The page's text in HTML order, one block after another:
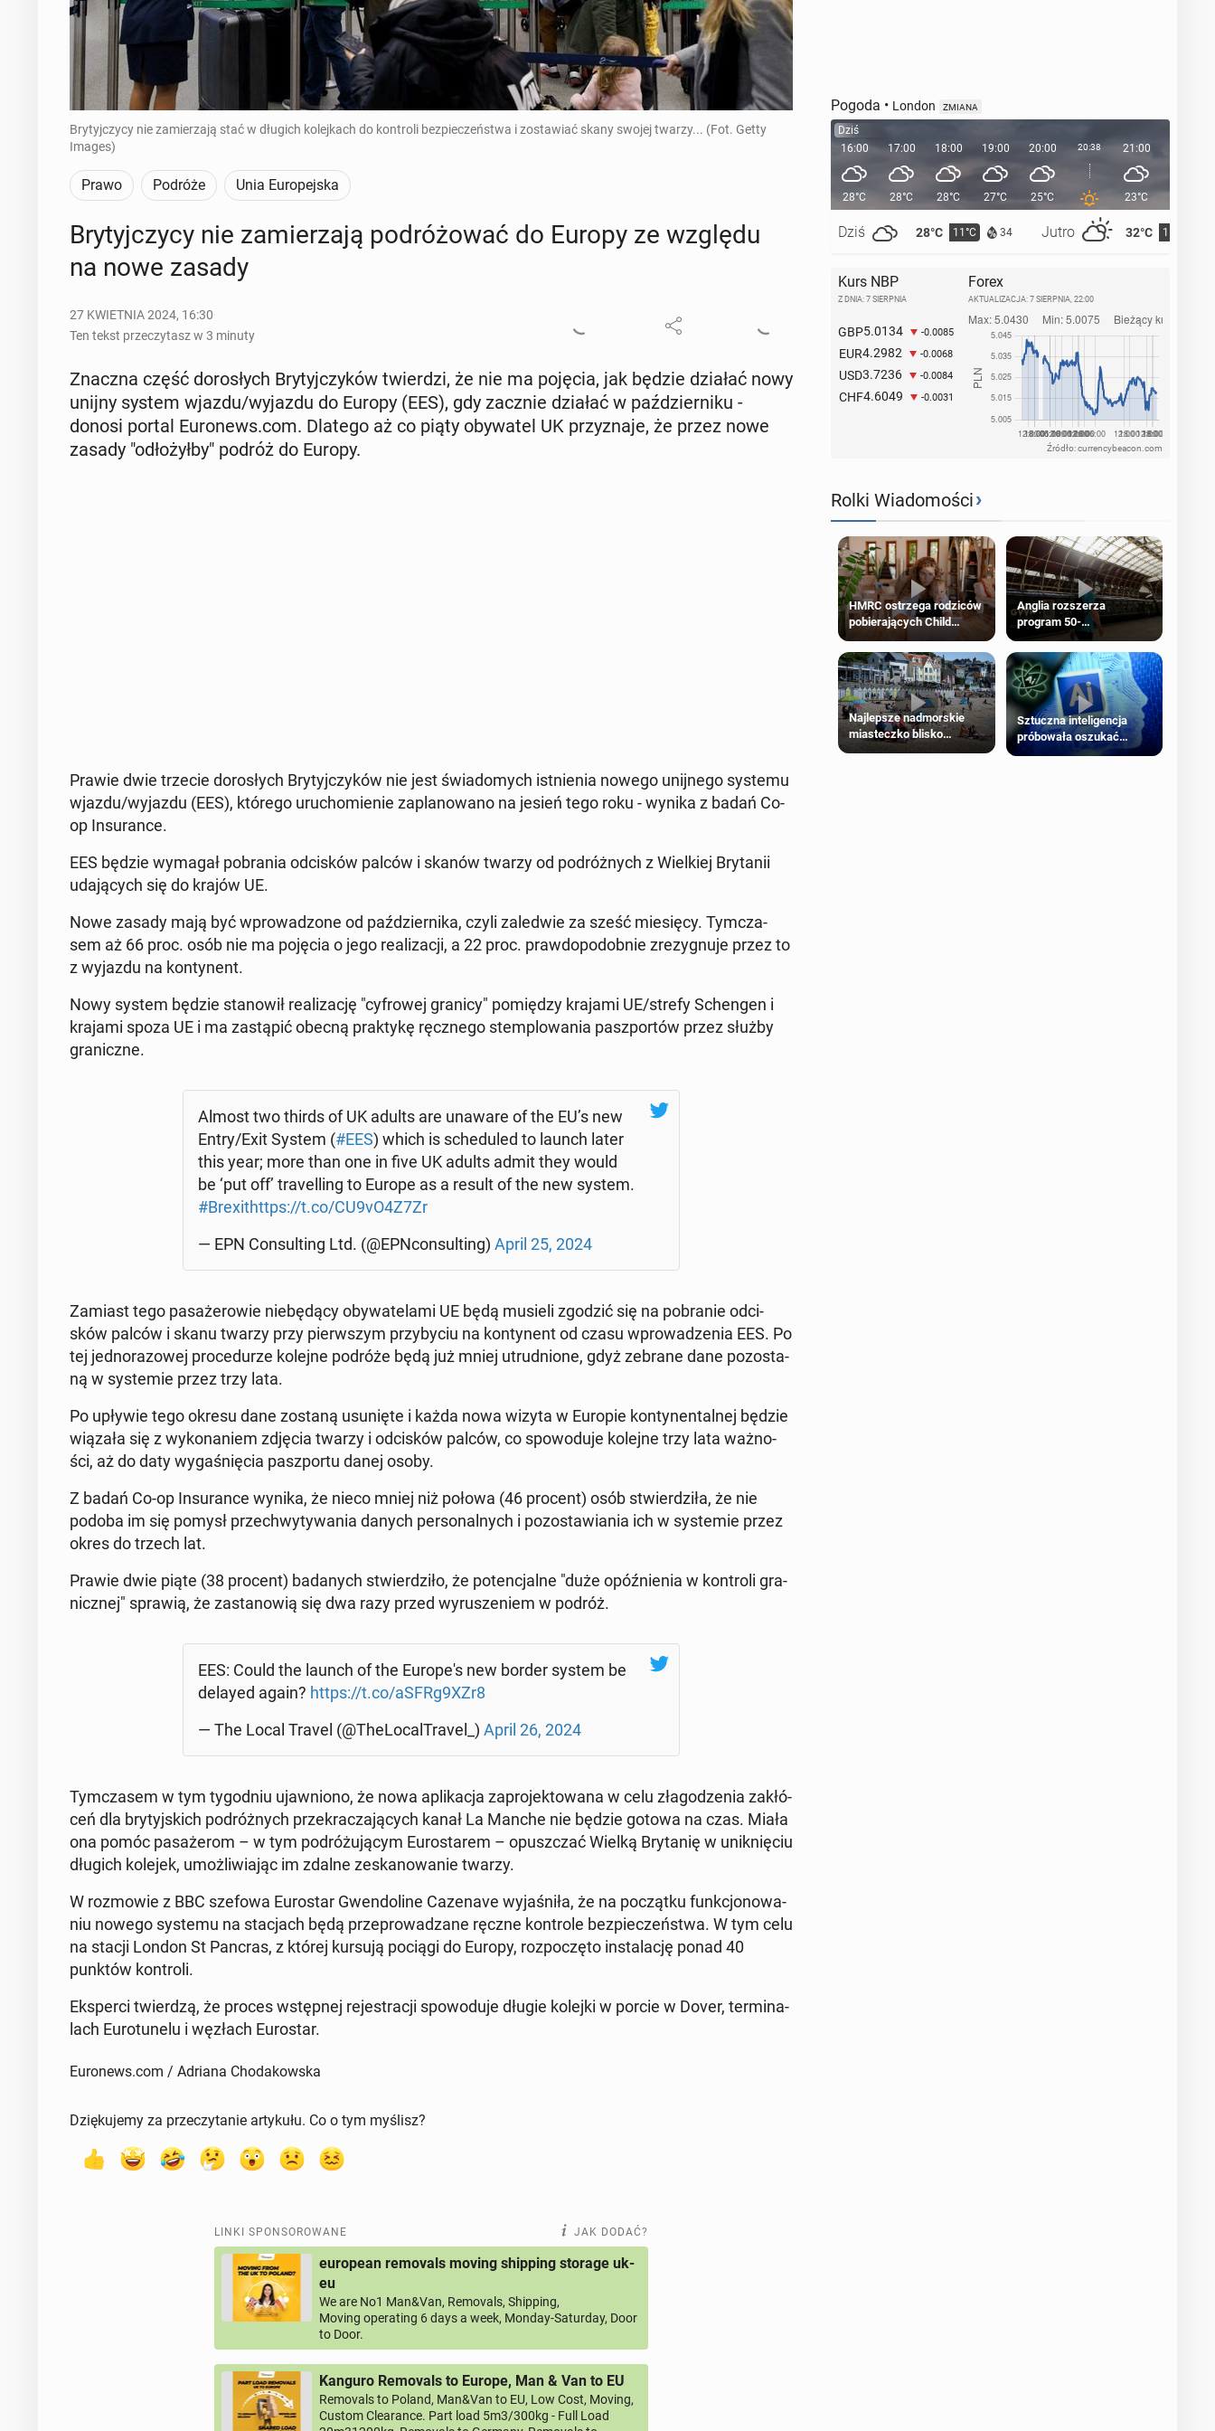
Brytyjczycy nie zamierzają stać w długich kolejkach do kontroli bezpieczeństwa i zostawiać skany swojej twarzy... (Fot. Getty
Images)
Prawo Podróże Unia Europejska
Bry­tyj­czy­cy nie za­mie­rza­ją po­dró­żo­wać do Europy ze względu
na nowe zasady
27 KWIETNIA 2024, 16:30
Ten tekst przeczytasz w 3 minuty
Znaczna część do­ro­słych Bry­tyj­czy­ków twier­dzi, że nie ma pojęcia, jak będzie działać nowy
unijny system wjazdu/wyjazdu do Europy (EES), gdy zacznie działać w paź­dzier­ni­ku -
donosi portal Eu­ro­news.com. Dlatego aż co piąty oby­wa­tel UK przy­zna­je, że przez nowe
zasady "odło­żył­by" podróż do Europy.
Prawie dwie trzecie do­ro­słych Bry­tyj­czy­ków nie jest świa­do­mych ist­nie­nia nowego unij­ne­go systemu
wjazdu/wyjazdu (EES), którego uru­cho­mie­nie za­pla­no­wa­no na jesień tego roku - wynika z badań Co-
op In­su­ran­ce.
EES będzie wymagał po­bra­nia od­ci­sków palców i skanów twarzy od po­dróż­nych z Wiel­kiej Bry­ta­nii
uda­ją­cych się do krajów UE.
Nowe zasady mają być wpro­wa­dzo­ne od paź­dzier­ni­ka, czyli za­le­d­wie za sześć mie­się­cy. Tym­cza­
sem aż 66 proc. osób nie ma pojęcia o jego re­ali­za­cji, a 22 proc. praw­do­po­dob­nie zre­zy­gnu­je przez to
z wyjazdu na kon­ty­nent.
Nowy system będzie sta­no­wił re­ali­za­cję "cy­fro­wej granicy" po­mię­dzy krajami UE/strefy Schen­gen i
krajami spoza UE i ma za­stą­pić obecną prak­ty­kę ręcz­ne­go stem­plo­wa­nia pasz­por­tów przez służby
gra­nicz­ne.
Almost two thirds of UK adults are unaware of the EU’s new
Entry/Exit System (#EES) which is sche­du­led to launch later
this year; more than one in five UK adults admit they would
be ‘put off’ tra­vel­ling to Europe as a result of the new system.
#Brexithttps://t.co/CU9vO4Z7Zr
— EPN Con­sul­ting Ltd. (@EPN­con­sul­ting) April 25, 2024
Zamiast tego pa­sa­że­ro­wie nie­bę­dą­cy oby­wa­te­la­mi UE będą musieli zgodzić się na po­bra­nie od­ci­
sków palców i skanu twarzy przy pierw­szym przy­by­ciu na kon­ty­nent od czasu wpro­wa­dze­nia EES. Po
tej jed­no­ra­zo­wej pro­ce­du­rze kolejne podróże będą już mniej utrud­nio­ne, gdyż zebrane dane po­zo­sta­
ną w sys­te­mie przez trzy lata.
Po upływie tego okresu dane zostaną usu­nię­te i każda nowa wizyta w Europie kon­ty­nen­tal­nej będzie
wiązała się z wy­ko­na­niem zdjęcia twarzy i od­ci­sków palców, co spo­wo­du­je kolejne trzy lata waż­no­
ści, aż do daty wy­ga­śnię­cia pasz­por­tu danej osoby.
Z badań Co-op In­su­ran­ce wynika, że nieco mniej niż połowa (46 procent) osób stwier­dzi­ła, że nie
podoba im się pomysł prze­chwy­ty­wa­nia danych per­so­nal­nych i po­zo­sta­wia­nia ich w sys­te­mie przez
okres do trzech lat.
Prawie dwie piąte (38 procent) ba­da­nych stwier­dzi­ło, że po­ten­cjal­ne "duże opóź­nie­nia w kon­tro­li gra­
nicz­nej" sprawią, że za­sta­no­wią się dwa razy przed wy­ru­sze­niem w podróż.
EES: Could the launch of the Eu­ro­pe­'s new border system be
delayed again? https://t.co/aSFRg9XZr8
— The Local Travel (@The­Lo­cal­Tra­vel_) April 26, 2024
Tym­cza­sem w tym ty­go­dniu ujaw­nio­no, że nowa apli­ka­cja za­pro­jek­to­wa­na w celu zła­go­dze­nia za­kłó­
ceń dla bry­tyj­skich po­dróż­nych prze­kra­cza­ją­cych kanał La Manche nie będzie gotowa na czas. Miała
ona pomóc pa­sa­że­rom – w tym po­dró­żu­ją­cym Eu­ro­sta­rem – opusz­czać Wielką Bry­ta­nię w unik­nię­ciu
długich kolejek, umoż­li­wia­jąc im zdalne ze­ska­no­wa­nie twarzy.
W roz­mo­wie z BBC szefowa Eu­ro­star Gwen­do­li­ne Ca­ze­na­ve wy­ja­śni­ła, że na po­cząt­ku funk­cjo­no­wa­
niu nowego systemu na sta­cjach będą prze­pro­wa­dza­ne ręczne kon­tro­le bez­pie­czeń­stwa. W tym celu
na stacji London St Pancras, z której kursują pociągi do Europy, roz­po­czę­to in­sta­la­cję ponad 40
punktów kon­tro­li.
Eks­per­ci twier­dzą, że proces wstęp­nej re­je­stra­cji spo­wo­du­je długie kolejki w porcie w Dover, ter­mi­na­
lach Eu­ro­tu­ne­lu i węzłach Eu­ro­star.
Euronews.com / Adriana Chodakowska
Dziękujemy za przeczytanie artykułu. Co o tym myślisz?
LINKI SPONSOROWANE JAK DODAĆ?
european removals moving shipping storage uk-
eu
We are No1 Man&Van, Removals, Shipping,
Moving operating 6 days a week, Monday-Saturday, Door
to Door.
Kanguro Removals to Europe, Man & Van to EU
Removals to Poland, Man&Van to EU, Low Cost, Moving,
Custom Clearance. Part load 5m3/300kg - Full Load
Pogoda • London ZMIANA
Dziś
16:00
28°C
Dziś 28°C 11°C 34 Jutro 32°C 15°C
17:00
28°C
18:00
28°C
19:00
27°C
20:00
25°C
20:38 21:00
23°C
Kurs NBP
Z DNIA: 7 SIERPNIA
GBP5.0134 -0.0085
EUR4.2982 -0.0068
USD3.7236 -0.0084
CHF4.6049 -0.0031
Forex
AKTUALIZACJA: 7 SIERPNIA, 22:00
Źródło: currencybeacon.com
Rolki Wiadomości›
HMRC ostrzega rodziców
pobierających Child
Benefit. Mogą być
zobowiązani do zwrotu
zasiłku
Anglia rozszerza
program 50-
procentowych zniżek
kolejowych na 18-latków
Najlepsze nadmorskie
miasteczko blisko
Sztuczna inteligencja
próbowała oszukać
człowieka